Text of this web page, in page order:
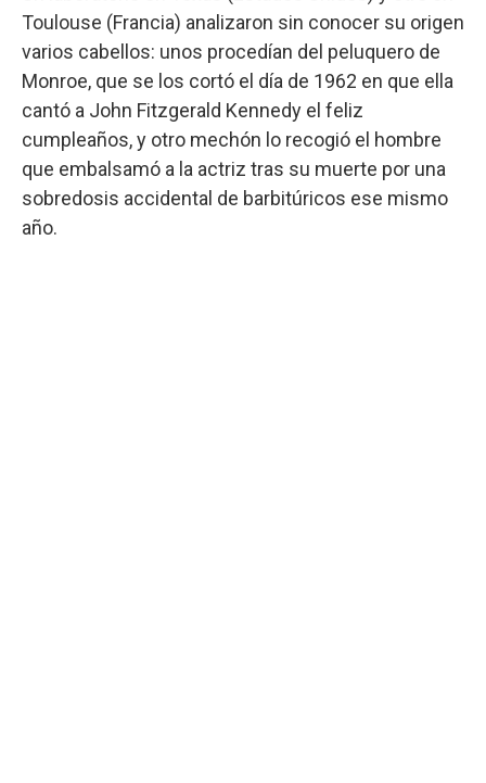
Toulouse (Francia) analizaron sin conocer su origen
varios cabellos: unos procedían del peluquero de
Monroe, que se los cortó el día de 1962 en que ella
cantó a John Fitzgerald Kennedy el feliz
cumpleaños, y otro mechón lo recogió el hombre
que embalsamó a la actriz tras su muerte por una
sobredosis accidental de barbitúricos ese mismo
año.